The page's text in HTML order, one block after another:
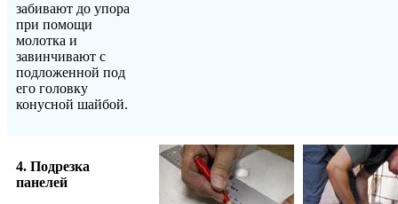
забивают до упора
при помощи
молотка и
завинчивают с
подложенной под
его головку
конусной шайбой.
4. Подрезка
панелей